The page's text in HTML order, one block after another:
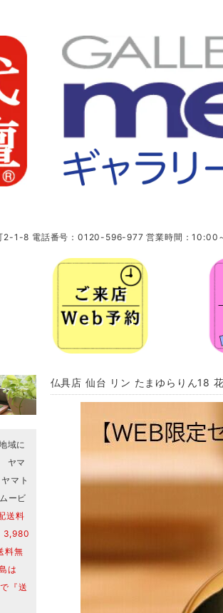
2-1-8 電話番号：0120-596-977 営業時間：10:00
域に
ヤマ
マト
ービ
送料
3,980
料無
は
『送
仏具店 仙台 リン たまゆらりん18